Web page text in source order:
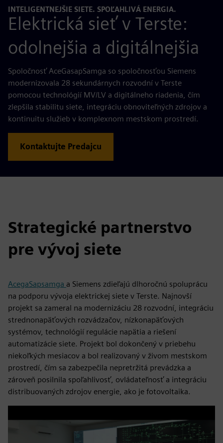
INTELIGENTNEJŠIE SIETE. SPOĽAHLIVÁ ENERGIA.
Elektrická sieť v Terste:
odolnejšia a digitálnejšia
Spoločnosť AceGasapSamga so spoločnosťou Siemens
modernizovala 28 sekundárnych rozvodní v Terste
pomocou technológií MV/LV a digitálneho riadenia, čím
zlepšila stabilitu siete, integráciu obnoviteľných zdrojov a
kontinuitu služieb v komplexnom mestskom prostredí.
Kontaktujte Predajcu
Strategické partnerstvo
pre vývoj siete
AcegaSapsamga a Siemens zdieľajú dlhoročnú spoluprácu
na podporu vývoja elektrickej siete v Terste. Najnovší
projekt sa zameral na modernizáciu 28 rozvodní, integráciu
strednonapäťových rozvádzačov, nízkonapäťových
systémov, technológií regulácie napätia a riešení
automatizácie siete. Projekt bol dokončený v priebehu
niekoľkých mesiacov a bol realizovaný v živom mestskom
prostredí, čím sa zabezpečila nepretržitá prevádzka a
zároveň posilnila spoľahlivosť, ovládateľnosť a integráciu
distribuovaných zdrojov energie, ako je fotovoltaika.